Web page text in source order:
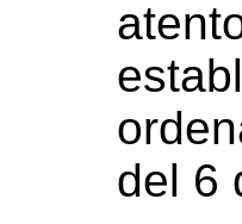
del 6